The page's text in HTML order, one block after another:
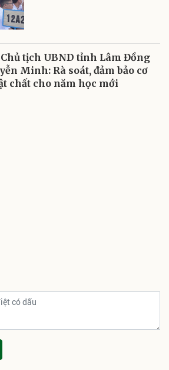
tịch UBND tỉnh Lâm Đồng
Minh: Rà soát, đảm bảo cơ
chất cho năm học mới